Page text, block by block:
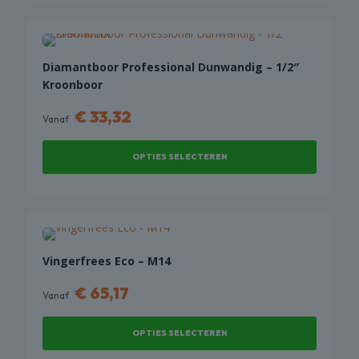
meerdere
variaties.
Deze
kan
op
Diamantboor Professional Dunwandig – 1/2″
Kroonboor
Vanaf €33,32
OPTIES SELECTEREN
meerdere
variaties.
optie
worden
Vingerfrees Eco – M14
Vanaf € 65,17
OPTIES SELECTEREN